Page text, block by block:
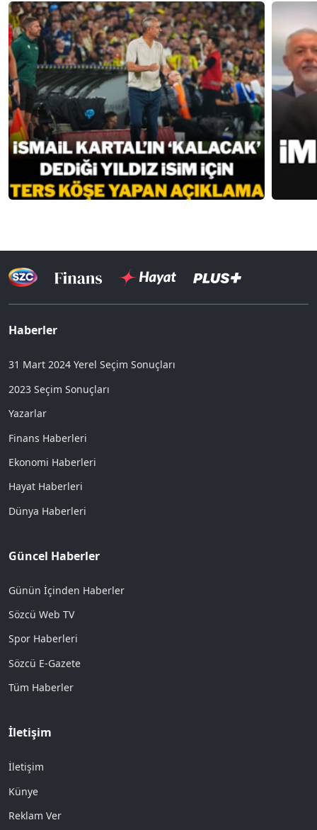
Haberler
31 Mart 2024 Yerel Seçim Sonuçları
2023 Seçim Sonuçları
Yazarlar
Finans Haberleri
Ekonomi Haberleri
Hayat Haberleri
Dünya Haberleri
Güncel Haberler
Günün İçinden Haberler
Sözcü Web TV
Spor Haberleri
Sözcü E-Gazete
Tüm Haberler
İletişim
İletişim
Künye
Reklam Ver